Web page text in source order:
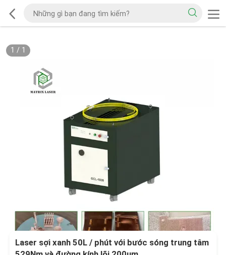
1 / 1
Laser sợi xanh 50L / phút với bước sóng trung tâm